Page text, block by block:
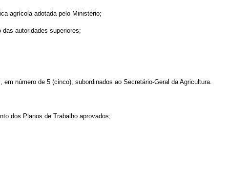
agrícola adotada pelo Ministério;
autoridades superiores;
número de 5 (cinco), subordinados ao Secretário-Geral da Agricultura.
dos Planos de Trabalho aprovados;